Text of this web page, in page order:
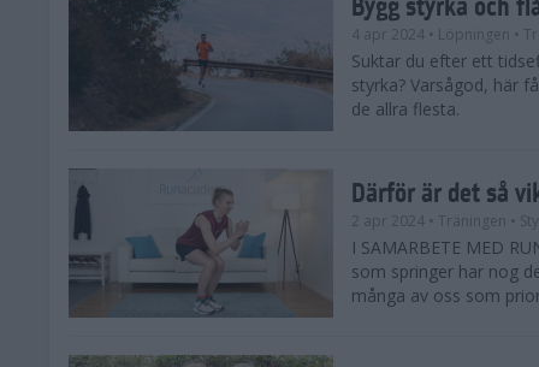
4 apr 2024 • Löpningen •
Suktar du efter ett
styrka? Varsågod, här
de allra flesta.
Därför är det så
2 apr 2024 • Träningen •
I SAMARBETE MED
som springer har nog
många av oss som